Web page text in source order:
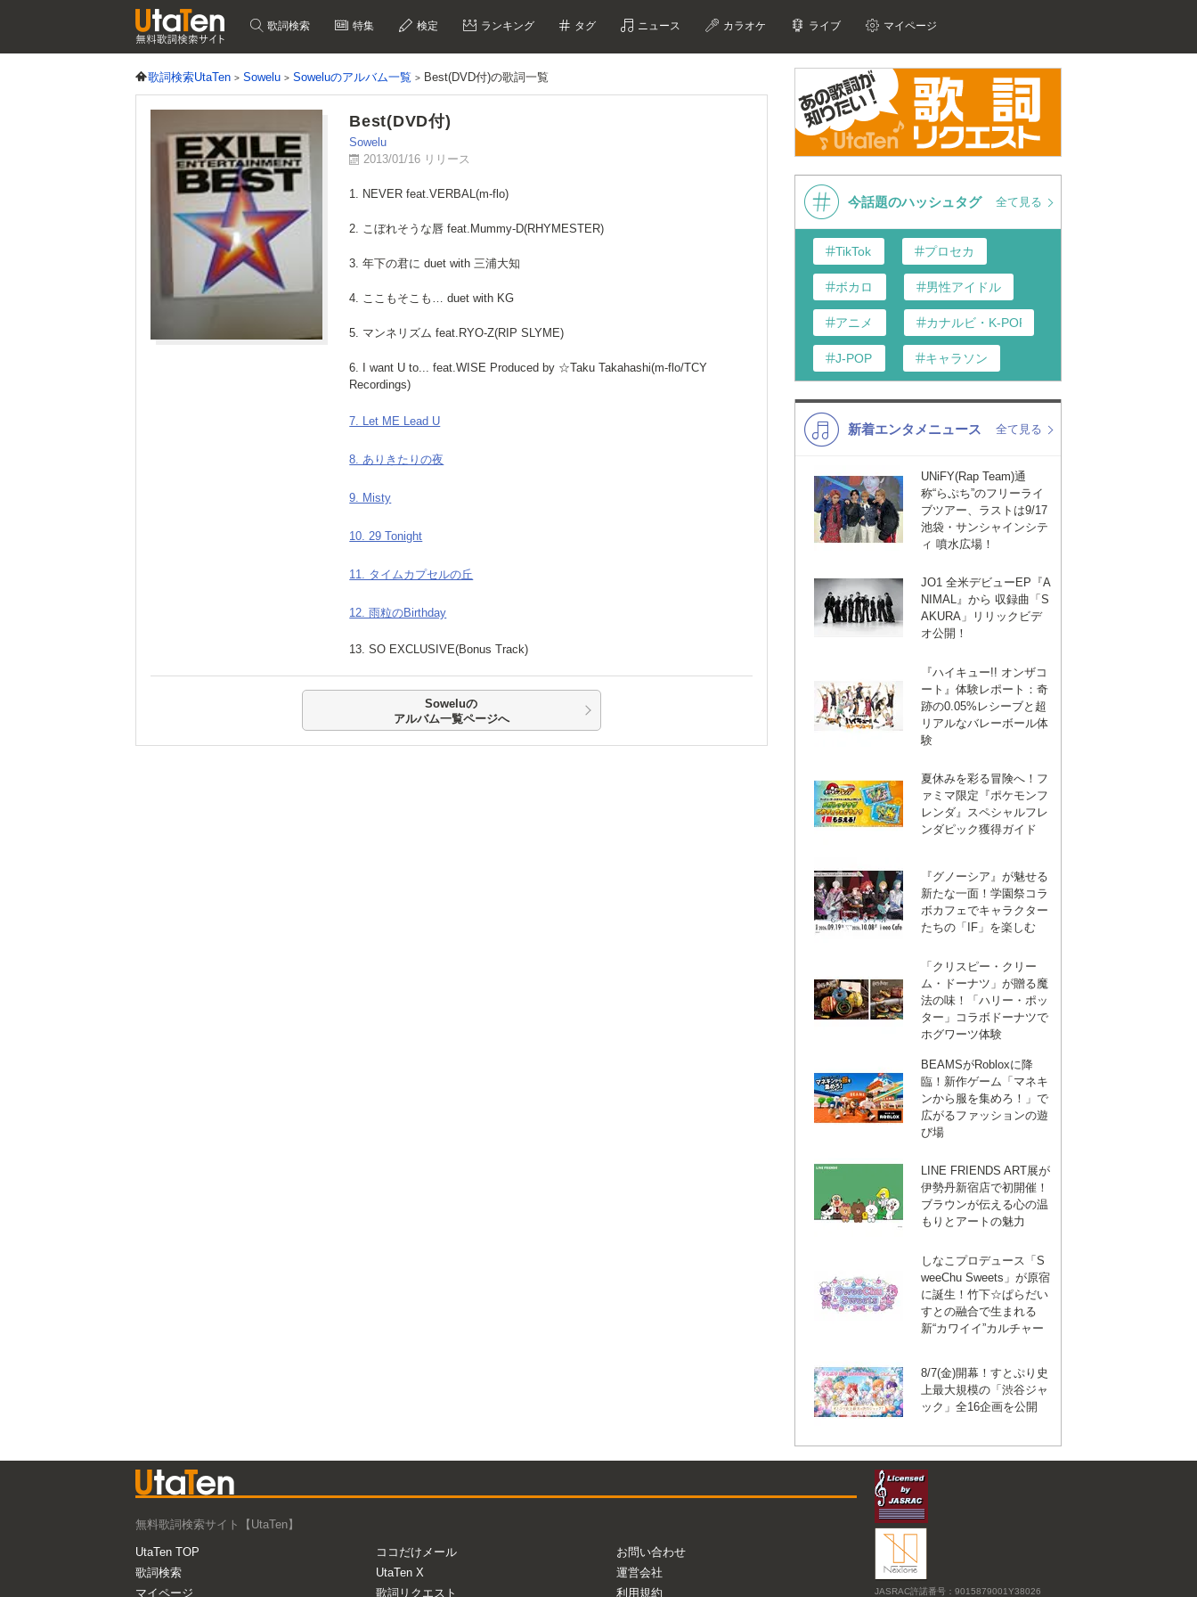
歌詞検索 特集 検定 ランキング タグ ニュース カラオケ ライブ マイページ
歌詞検索UtaTen Sowelu Soweluのアルバム一覧 Best(DVD付)の歌詞一覧
Best(DVD付)
Sowelu
2013/01/16 リリース
1. NEVER feat.VERBAL(m-flo)
2. こぼれそうな唇 feat.Mummy-D(RHYMESTER)
3. 年下の君に duet with 三浦大知
4. ここもそこも… duet with KG
5. マンネリズム feat.RYO-Z(RIP SLYME)
6. I want U to... feat.WISE Produced by ☆Taku Takahashi(m-flo/TCY
Recordings)
7. Let ME Lead U
8. ありきたりの夜
9. Misty
10. 29 Tonight
11. タイムカプセルの丘
12. 雨粒のBirthday
13. SO EXCLUSIVE(Bonus Track)
Soweluの
アルバム一覧ページへ
今話題のハッシュタグ 全て見る
TikTok プロセカ
ボカロ 男性アイドル
アニメ カナルビ・K-POP和訳
J-POP キャラソン
K-POP バンド
VTuber ディズニー
新着エンタメニュース 全て見る
UNiFY(Rap Team)通
称“らぷち”のフリーライ
ブツアー、ラストは9/17
池袋・サンシャインシテ
ィ 噴水広場！
JO1 全米デビューEP『A
NIMAL』から 収録曲「S
AKURA」リリックビデ
オ公開！
『ハイキュー!! オンザコ
ート』体験レポート：奇
跡の0.05%レシーブと超
リアルなバレーボール体
験
夏休みを彩る冒険へ！フ
ァミマ限定『ポケモンフ
レンダ』スペシャルフレ
ンダピック獲得ガイド
『グノーシア』が魅せる
新たな一面！学園祭コラ
ボカフェでキャラクター
たちの「IF」を楽しむ
「クリスピー・クリー
ム・ドーナツ」が贈る魔
法の味！「ハリー・ポッ
ター」コラボドーナツで
ホグワーツ体験
BEAMSがRobloxに降
臨！新作ゲーム「マネキ
ンから服を集めろ！」で
広がるファッションの遊
び場
LINE FRIENDS ART展が
伊勢丹新宿店で初開催！
ブラウンが伝える心の温
もりとアートの魅力
しなこプロデュース「S
weeChu Sweets」が原宿
に誕生！竹下☆ぱらだい
すとの融合で生まれる
新“カワイイ”カルチャー
8/7(金)開幕！すとぷり史
上最大規模の「渋谷ジャ
ック」全16企画を公開
無料歌詞検索サイト【UtaTen】
UtaTen TOP
歌詞検索
マイページ
ココだけメール
UtaTen X
歌詞リクエスト
お問い合わせ
運営会社
利用規約
JASRAC許諾番号：9015879001Y38026